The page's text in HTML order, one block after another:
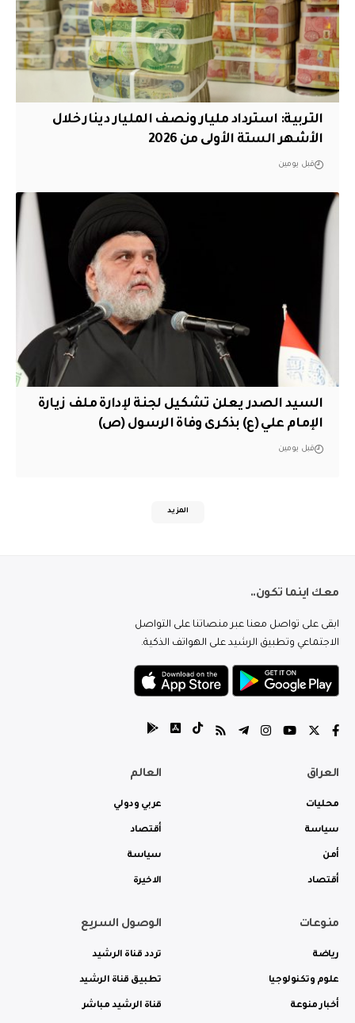
التربية: استرداد مليار ونصف المليار دينار خلال
الأشهر الستة الأولى من 2026
قبل يومين
السيد الصدر يعلن تشكيل لجنة لإدارة ملف زيارة
الإمام علي (ع) بذكرى وفاة الرسول (ص)
قبل يومين
المزيد
معك اينما تكون..
ابقى على تواصل معنا عبر منصاتنا على التواصل
الاجتماعي وتطبيق الرشيد على الهواتف الذكية.
العراق
محليات
سياسة
أمن
أقتصاد
العالم
عربي ودولي
أقتصاد
سياسة
الاخيرة
منوعات
رياضة
علوم وتكنولوجيا
أخبار منوعة
الوصول السريع
تردد قناة الرشيد
تطبيق قناة الرشيد
قناة الرشيد مباشر